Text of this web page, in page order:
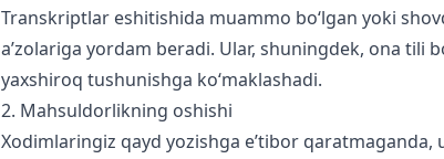
Transkriptlar eshitishida muammo bo‘lgan yoki
a’zolariga yordam beradi. Ular, shuningdek, ona tili
yaxshiroq tushunishga ko‘maklashadi.
2. Mahsuldorlikning oshishi
Xodimlaringiz qayd yozishga e’tibor